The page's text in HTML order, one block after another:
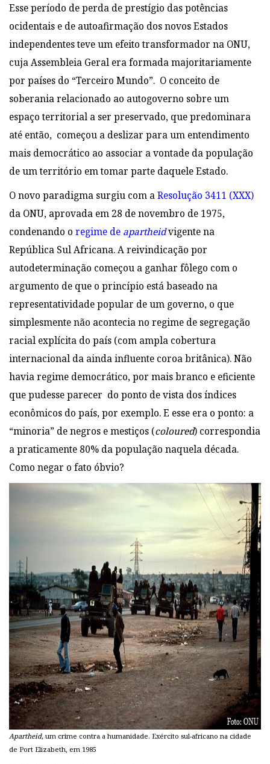
Esse período de perda de prestígio das potências
ocidentais e de autoafirmação dos novos Estados
independentes teve um efeito transformador na ONU,
cuja Assembleia Geral era formada majoritariamente
por países do “Terceiro Mundo”. O conceito de
soberania relacionado ao autogoverno sobre um
espaço territorial a ser preservado, que predominara
até então, começou a deslizar para um entendimento
mais democrático ao associar a vontade da população
de um território em tomar parte daquele Estado.
O novo paradigma surgiu com aResolução 3411 (XXX)
da ONU, aprovada em 28 de novembro de 1975,
condenando o regime de apartheidvigente na
República Sul Africana. A reivindicação por
autodeterminação começou a ganhar fôlego com o
argumento de que o princípio está baseado na
representatividade popular de um governo, o que
simplesmente não acontecia no regime de segregação
racial explícita do país (com ampla cobertura
internacional da ainda influente coroa britânica). Não
havia regime democrático, por mais branco e eficiente
que pudesse parecer do ponto de vista dos índices
econômicos do país, por exemplo. E esse era o ponto: a
“minoria” de negros e mestiços (coloured) correspondia
a praticamente 80% da população naquela década.
Como negar o fato óbvio?
Apartheid, um crime contra a humanidade. Exército sul-africano na cidade
de Port Elizabeth, em 1985